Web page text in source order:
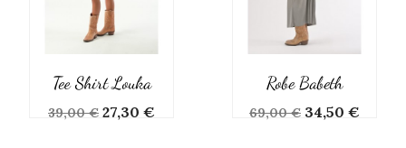
Tee Shirt Louka
Prix
39,00 € Prix
27,30 €
Robe Babeth
Prix
69,00 € Prix
34,50 €